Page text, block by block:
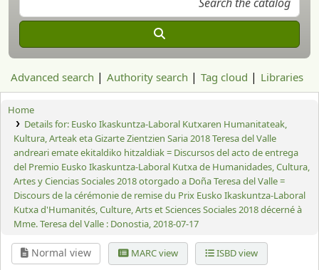
Advanced search Authority search Tag cloud Libraries
Home
Details for: Eusko Ikaskuntza-Laboral Kutxaren Humanitateak,
Kultura, Arteak eta Gizarte Zientzien Saria 2018 Teresa del Valle
andreari emate ekitaldiko hitzaldiak = Discursos del acto de entrega
del Premio Eusko Ikaskuntza-Laboral Kutxa de Humanidades, Cultura,
Artes y Ciencias Sociales 2018 otorgado a Doña Teresa del Valle =
Discours de la cérémonie de remise du Prix Eusko Ikaskuntza-Laboral
Kutxa d'Humanités, Culture, Arts et Sciences Sociales 2018 décerné à
Mme. Teresa del Valle : Donostia, 2018-07-17
Normal view MARC view ISBD view